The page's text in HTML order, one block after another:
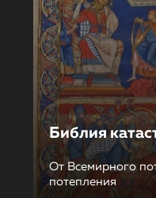
Библия
От Всемирного
потепления